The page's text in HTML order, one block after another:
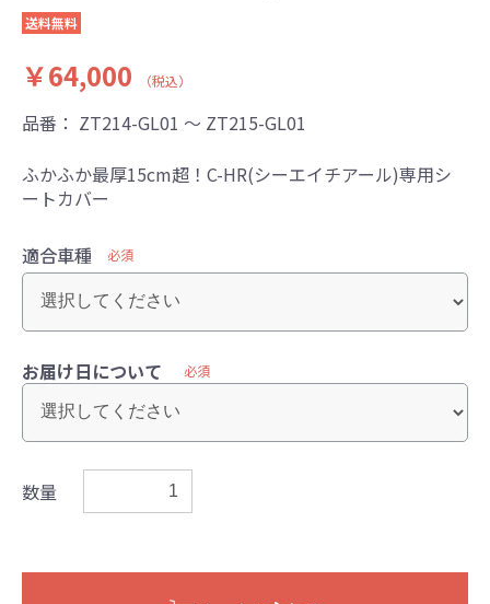
送料無料
￥64,000 （税込）
品番： ZT214-GL01 ～ ZT215-GL01
ふかふか最厚15cm超！C-HR(シーエイチアール)専用シ
ートカバー
適合車種 必須
お届け日について 必須
数量